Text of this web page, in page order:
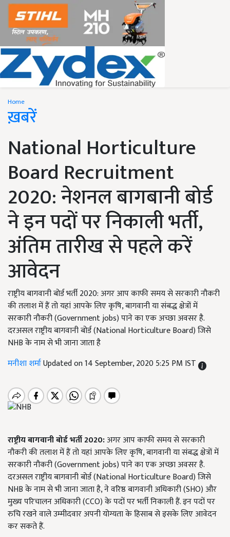
Home
ख़बरें
National Horticulture
Board Recruitment
2020: नेशनल बागबानी बोर्ड
ने इन पदों पर निकाली भर्ती,
अंतिम तारीख से पहले करें
आवेदन
राष्ट्रीय बागवानी बोर्ड भर्ती 2020: अगर आप काफी समय से सरकारी नौकरी
की तलाश में हैं तो यहां आपके लिए कृषि, बागवानी या संबद्ध क्षेत्रों में
सरकारी नौकरी (Government jobs) पाने का एक अच्छा अवसर है.
दरअसल राष्ट्रीय बागवानी बोर्ड (National Horticulture Board) जिसे
NHB के नाम से भी जाना जाता है
मनीशा शर्माUpdated on 14 September, 2020 5:25 PM IST
राष्ट्रीयबागवानीबोर्डभर्ती 2020:अगर आप काफी समय से सरकारी
नौकरी की तलाश में हैं तो यहां आपके लिए कृषि, बागवानी या संबद्ध क्षेत्रों में
सरकारी नौकरी (Government jobs) पाने का एक अच्छा अवसर है.
दरअसल राष्ट्रीय बागवानी बोर्ड (National Horticulture Board) जिसे
NHB के नाम से भी जाना जाता है, ने वरिष्ठ बागवानी अधिकारी (SHO) और
मुख्य परिचालन अधिकारी (CCO) के पदों पर भर्ती निकाली हैं. इन पदों पर
रुचि रखने वाले उम्मीदवार अपनी योग्यता के हिसाब से इसके लिए आवेदन
कर सकते हैं.